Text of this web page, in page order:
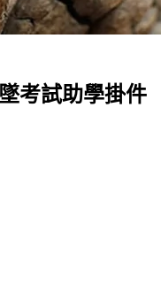
考試助學掛件